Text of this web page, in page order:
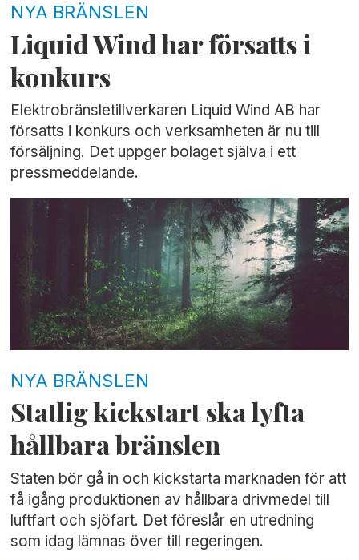
NYA BRÄNSLEN
Liquid Wind har försatts i
konkurs
Elektrobränsletillverkaren Liquid Wind AB har
försatts i konkurs och verksamheten är nu till
försäljning. Det uppger bolaget själva i ett
pressmeddelande.
NYA BRÄNSLEN
Statlig kickstart ska lyfta
hållbara bränslen
Staten bör gå in och kickstarta marknaden för att
få igång produktionen av hållbara drivmedel till
luftfart och sjöfart. Det föreslår en utredning
som idag lämnas över till regeringen.